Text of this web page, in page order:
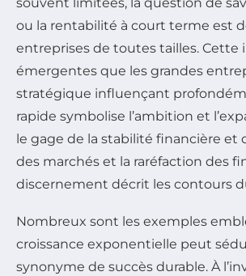
souvent limitées, la question de
ou la rentabilité à court terme est
entreprises de toutes tailles.
émergentes que les grandes
stratégique influençant
rapide symbolise l’ambition et
le gage de la stabilité financière et
des marchés et la raréfaction des
discernement décrit les contours
Nombreux sont les exemples
croissance exponentielle peut
synonyme de succès durable. À